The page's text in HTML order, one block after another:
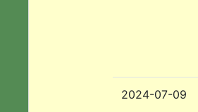
2024-07-09